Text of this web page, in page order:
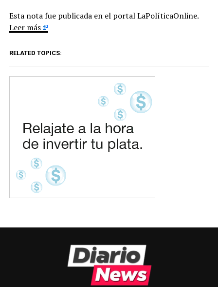
Esta nota fue publicada en el portal LaPolíticaOnline.
Leer más
RELATED TOPICS: